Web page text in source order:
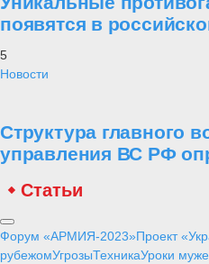
появятся в
5
Новости
Структура главного
управления ВС РФ
Статьи
Форум «АРМИЯ-2023»Проект
рубежомУгрозыТехникаУроки